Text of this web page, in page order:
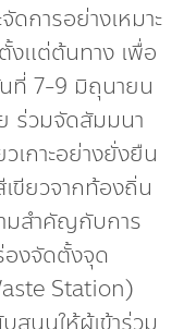
ดการอย่างเหมาะ
แต่ต้นทาง เพื่อ
ที่ 7-9 มิถุนายน
ร่วมจัดสัมมนา
เกาะอย่างยั่งยืน
ขียวจากท้องถิ่น
มสำคัญกับการ
งจัดตั้งจุด
Station)